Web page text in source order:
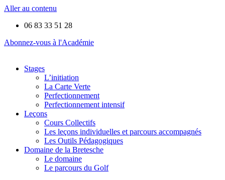
Aller au contenu
06 83 33 51 28
Abonnez-vous à l'Académie
Stages
L’initiation
La Carte Verte
Perfectionnement
Perfectionnement intensif
Leçons
Cours Collectifs
Les leçons individuelles et parcours accompagnés
Les Outils Pédagogiques
Domaine de la Bretesche
Le domaine
Le parcours du Golf